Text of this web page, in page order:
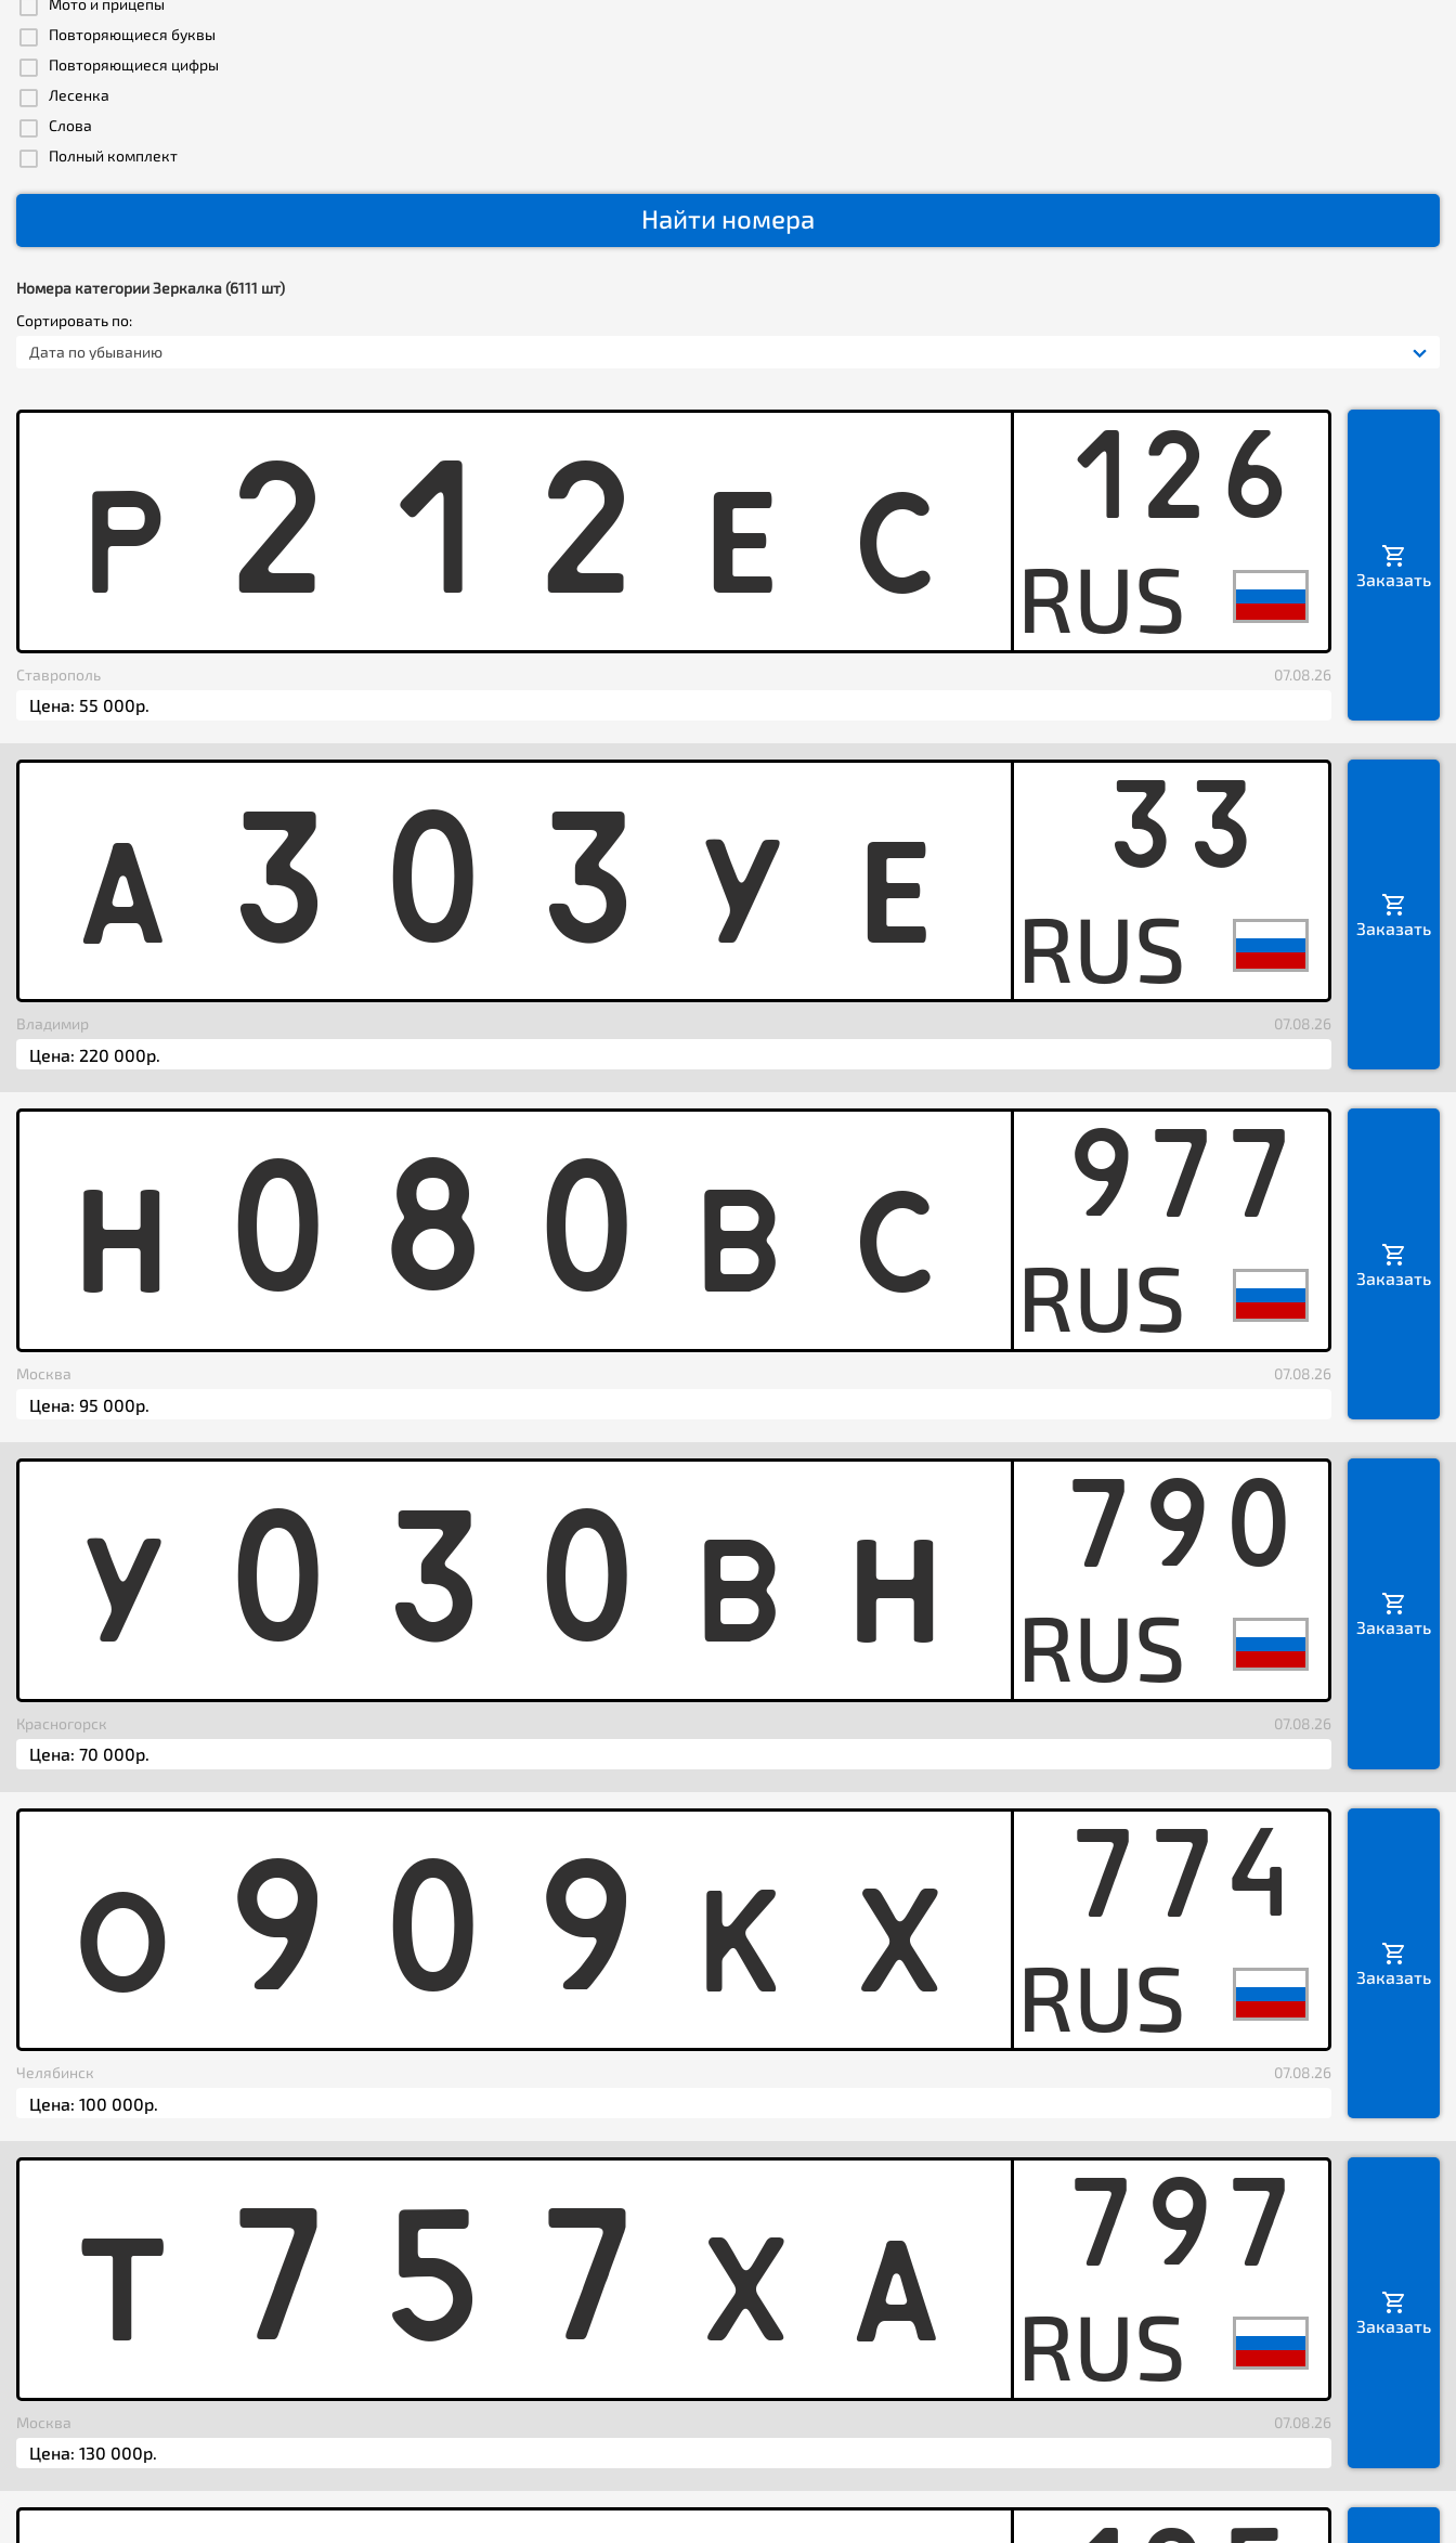
Мото и прицепы
Повторяющиеся буквы
Повторяющиеся цифры
Лесенка
Слова
Полный комплект
Найти номера
Номера категории Зеркалка (6111 шт)
Сортировать по:
Дата по убыванию
P 2 1 2 E C 126
Ставрополь 07.08.26
Заказать
A 3 0 3 Y E 33
Владимир 07.08.26
Заказать
H 0 8 0 B C 977
Москва 07.08.26
Заказать
Y 0 3 0 B H 790
Красногорск 07.08.26
Заказать
O 9 0 9 K X 774
Челябинск 07.08.26
Заказать
T 7 5 7 X A 797
Москва 07.08.26
Заказать